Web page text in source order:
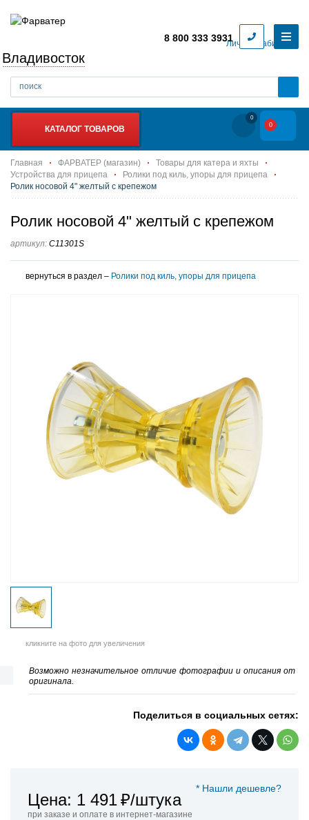
Личный кабинет
Владивосток
8 800 333 3931
КАТАЛОГ ТОВАРОВ
0
0
Главная ФАРВАТЕР (магазин)
Товары для катера и яхты
Устройства для прицепа
Ролики под киль, упоры для прицепа
Ролик носовой 4" желтый с крепежом
Ролик носовой 4" желтый с крепежом
артикул: C11301S
вернуться в раздел – Ролики под киль, упоры для прицепа
кликните на фото для увеличения
Возможно незначительное отличие фотографии и описания от
оригинала.
Поделиться в социальных сетях:
* Нашли дешевле?
Цена: 1 491₽/штука
при заказе и оплате в интернет-магазине